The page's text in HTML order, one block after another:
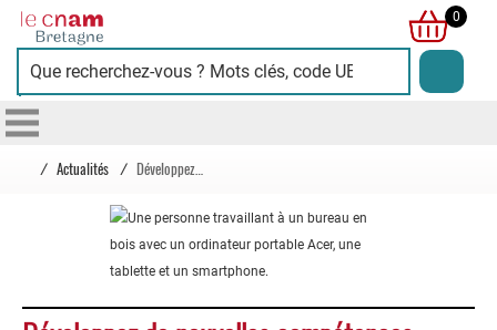
Cnam
Bretagne
0
/ Actualités /